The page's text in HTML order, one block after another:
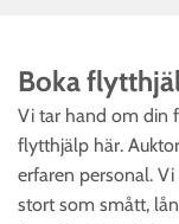
Boka
Vi tar hand om din
flytthjälp här.
erfaren personal.
stort som smått,